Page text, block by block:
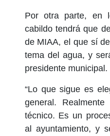
Por otra parte, en
cabildo tendrá que
de MIAA, el que sí
tema del agua, y
presidente municipal.
“Lo que sigue es
general.
técnico. Es un
al ayuntamiento, y